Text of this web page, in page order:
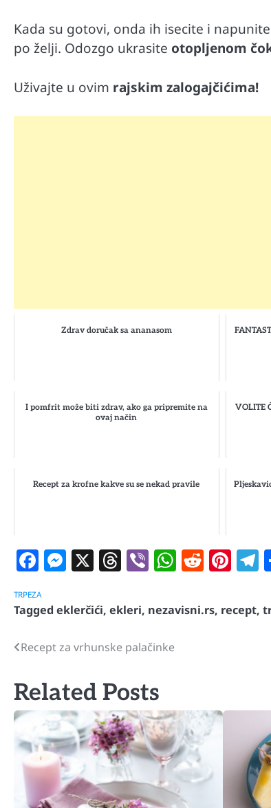
Kada su gotovi, onda ih isecite i
po želji. Odozgo ukrasite otopljenom
Uživajte u ovim rajskim zalogajčićima!
Zdrav doručak sa ananasom
I pomfrit može biti zdrav, ako ga pripremite na
ovaj način
VOLITE
Recept za krofne kakve su se nekad pravile
Facebook
Messenger
X Threads
Viber Reddit
TRPEZA
Tagged eklerčići, ekleri, nezavisni.rs, recept,
Navigacija
Recept za vrhunske palačinke
Related Posts